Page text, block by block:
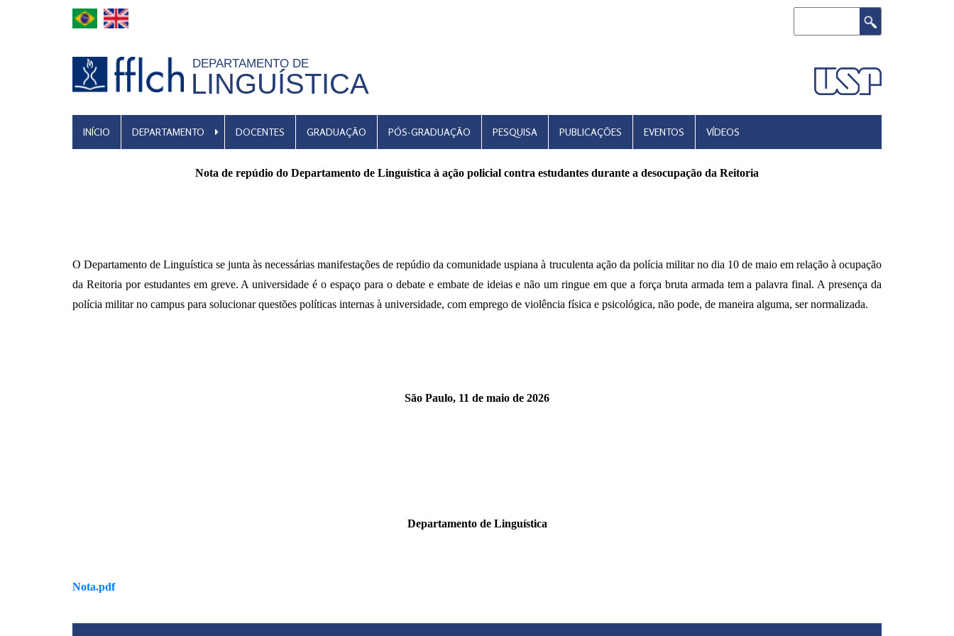
DEPARTAMENTO DE
LINGUÍSTICA
MENU
INÍCIO DEPARTAMENTO DOCENTES GRADUAÇÃO PÓS-GRADUAÇÃO PESQUISA PUBLICAÇÕES EVENTOS VÍDEOS
Nota de repúdio do Departamento de Linguística à ação policial contra estudantes durante a desocupação da Reitoria
O Departamento de Linguística se junta às necessárias manifestações de repúdio da comunidade uspiana à truculenta ação da polícia militar no dia 10 de maio em relação à ocupação
da Reitoria por estudantes em greve. A universidade é o espaço para o debate e embate de ideias e não um ringue em que a força bruta armada tem a palavra final. A presença da
polícia militar no campus para solucionar questões políticas internas à universidade, com emprego de violência física e psicológica, não pode, de maneira alguma, ser normalizada.
São Paulo, 11 de maio de 2026
Departamento de Linguística
Nota.pdf